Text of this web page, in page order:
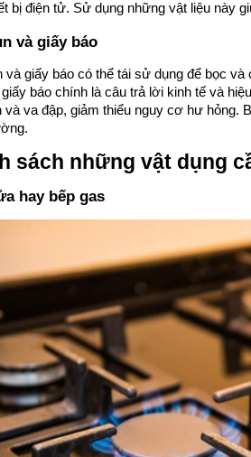
bị điện tử. Sử dụng những vật liệu này
và giấy báo
và giấy báo có thể tái sử dụng để bọc
báo chính là câu trả lời kinh tế và
và va đập, giảm thiểu nguy cơ hư hỏng.
sách những vật dụng
hay bếp gas